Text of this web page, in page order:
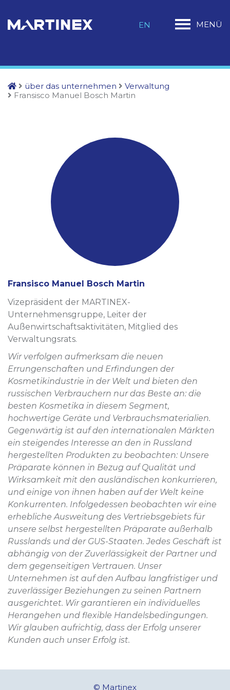
EN MENÜ
über das unternehmen
Verwaltung
Fransisco Manuel Bosch Martin
Fransisco Manuel Bosch Martin
Vizepräsident der MARTINEX-
Unternehmensgruppe, Leiter der
Außenwirtschaftsaktivitäten, Mitglied des
Verwaltungsrats.
Wir verfolgen aufmerksam die neuen
Errungenschaften und Erfindungen der
Kosmetikindustrie in der Welt und bieten den
russischen Verbrauchern nur das Beste an: die
besten Kosmetika in diesem Segment,
hochwertige Geräte und Verbrauchsmaterialien.
Gegenwärtig ist auf den internationalen Märkten
ein steigendes Interesse an den in Russland
hergestellten Produkten zu beobachten: Unsere
Präparate können in Bezug auf Qualität und
Wirksamkeit mit den ausländischen konkurrieren,
und einige von ihnen haben auf der Welt keine
Konkurrenten. Infolgedessen beobachten wir eine
erhebliche Ausweitung des Vertriebsgebiets für
unsere selbst hergestellten Präparate außerhalb
Russlands und der GUS-Staaten. Jedes Geschäft ist
abhängig von der Zuverlässigkeit der Partner und
dem gegenseitigen Vertrauen. Unser
Unternehmen ist auf den Aufbau langfristiger und
zuverlässiger Beziehungen zu seinen Partnern
ausgerichtet. Wir garantieren ein individuelles
Herangehen und flexible Handelsbedingungen.
Wir glauben aufrichtig, dass der Erfolg unserer
Kunden auch unser Erfolg ist.
© Martinex